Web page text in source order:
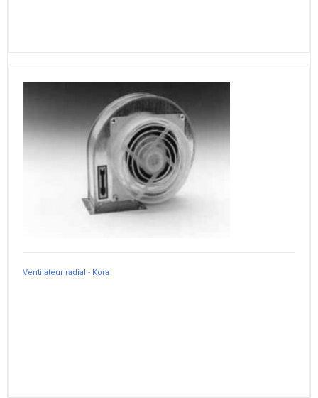
Ventilateur radial - Kora